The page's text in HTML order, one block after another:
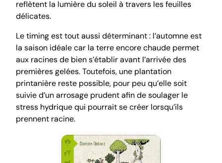
reflètent la lumière du soleil à travers les feuilles
délicates.
Le timing est tout aussi déterminant : l’automne est
la saison idéale car la terre encore chaude permet
aux racines de bien s’établir avant l’arrivée des
premières gelées. Toutefois, une plantation
printanière reste possible, pour peu qu’elle soit
suivie d’un arrosage prudent afin de soulager le
stress hydrique qui pourrait se créer lorsqu’ils
prennent racine.